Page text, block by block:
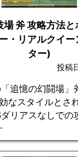
場 斧 攻略方法
・リアルクイー
ター)
投稿
追憶の幻闘場」
なスタイルとさ
リアスなしでの